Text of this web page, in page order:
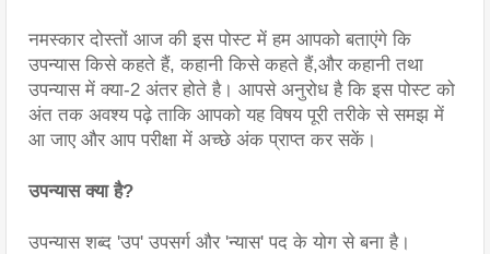
नमस्कार दोस्तों आज की इस पोस्ट में हम आपको बताएंगे कि
उपन्यास किसे कहते हैं, कहानी किसे कहते हैं,और कहानी तथा
उपन्यास में क्या-2 अंतर होते है। आपसे अनुरोध है कि इस पोस्ट को
अंत तक अवश्य पढ़े ताकि आपको यह विषय पूरी तरीके से समझ में
आ जाए और आप परीक्षा में अच्छे अंक प्राप्त कर सकें।
उपन्यास क्या है?
उपन्यास शब्द 'उप' उपसर्ग और 'न्यास' पद के योग से बना है।